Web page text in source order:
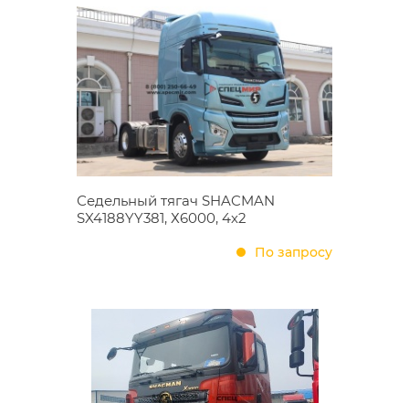
Седельный тягач SHACMAN
SX4188YY381, Х6000, 4х2
По запросу